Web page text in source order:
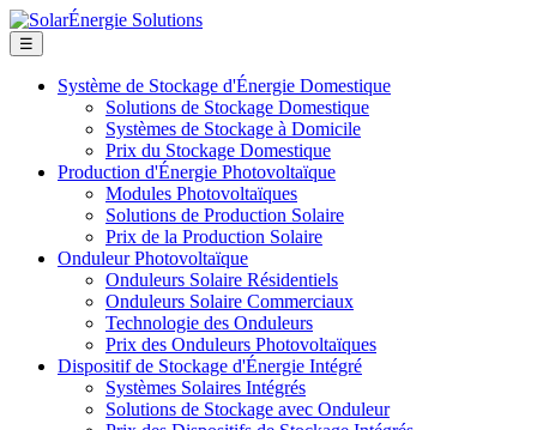
☰
Système de Stockage d'Énergie Domestique
Solutions de Stockage Domestique
Systèmes de Stockage à Domicile
Prix du Stockage Domestique
Production d'Énergie Photovoltaïque
Modules Photovoltaïques
Solutions de Production Solaire
Prix de la Production Solaire
Onduleur Photovoltaïque
Onduleurs Solaire Résidentiels
Onduleurs Solaire Commerciaux
Technologie des Onduleurs
Prix des Onduleurs Photovoltaïques
Dispositif de Stockage d'Énergie Intégré
Systèmes Solaires Intégrés
Solutions de Stockage avec Onduleur